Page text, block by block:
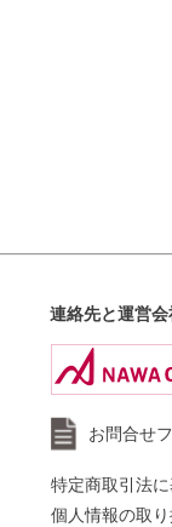
連絡先と運営会
お問合せ
特定商取引法
個人情報の取